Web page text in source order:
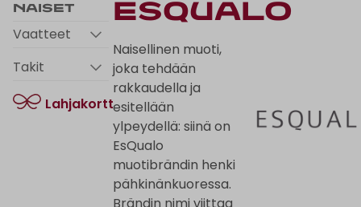
Naiset
Vaatteet
Takit
Lahjakortti
EsQualo
Naisellinen muoti,
joka tehdään
rakkaudella ja
esitellään
ylpeydellä: siinä on
EsQualo
muotibrändin henki
pähkinänkuoressa.